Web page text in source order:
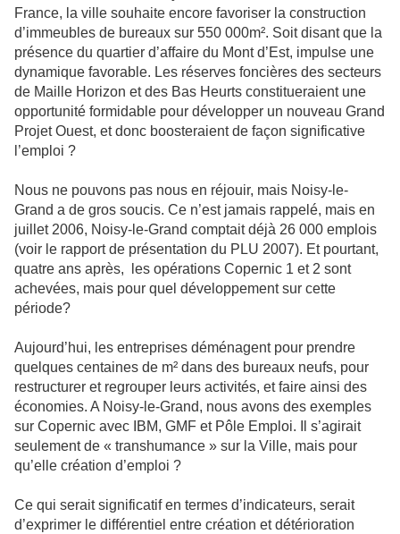
France, la ville souhaite encore favoriser la construction
d’immeubles de bureaux sur 550 000m². Soit disant que la
présence du quartier d’affaire du Mont d’Est, impulse une
dynamique favorable. Les réserves foncières des secteurs
de Maille Horizon et des Bas Heurts constitueraient une
opportunité formidable pour développer un nouveau Grand
Projet Ouest, et donc boosteraient de façon significative
l’emploi ?
Nous ne pouvons pas nous en réjouir, mais Noisy-le-
Grand a de gros soucis. Ce n’est jamais rappelé, mais en
juillet 2006, Noisy-le-Grand comptait déjà 26 000 emplois
(voir le rapport de présentation du PLU 2007). Et pourtant,
quatre ans après, les opérations Copernic 1 et 2 sont
achevées, mais pour quel développement sur cette
période?
Aujourd’hui, les entreprises déménagent pour prendre
quelques centaines de m² dans des bureaux neufs, pour
restructurer et regrouper leurs activités, et faire ainsi des
économies. A Noisy-le-Grand, nous avons des exemples
sur Copernic avec IBM, GMF et Pôle Emploi. Il s’agirait
seulement de « transhumance » sur la Ville, mais pour
qu’elle création d’emploi ?
Ce qui serait significatif en termes d’indicateurs, serait
d’exprimer le différentiel entre création et détérioration